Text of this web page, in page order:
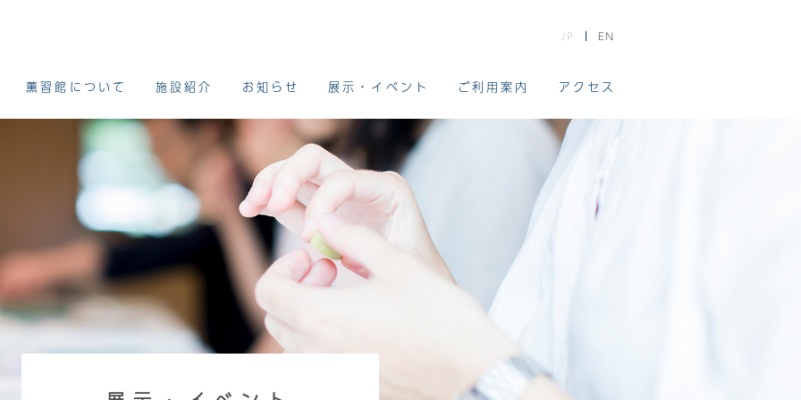
薫習館について 施設紹介 お知らせ 展示・イベント ご利用案内 アクセス
JP EN